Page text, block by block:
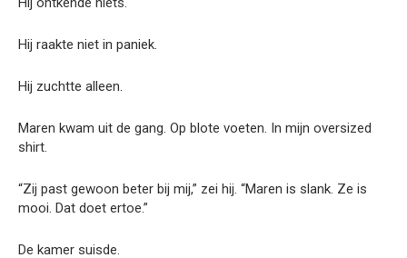
Hij raakte niet in paniek.
Hij zuchtte alleen.
Maren kwam uit de gang. Op blote voeten. In mijn oversized
shirt.
“Zij past gewoon beter bij mij,” zei hij. “Maren is slank. Ze is
mooi. Dat doet ertoe.”
De kamer suisde.